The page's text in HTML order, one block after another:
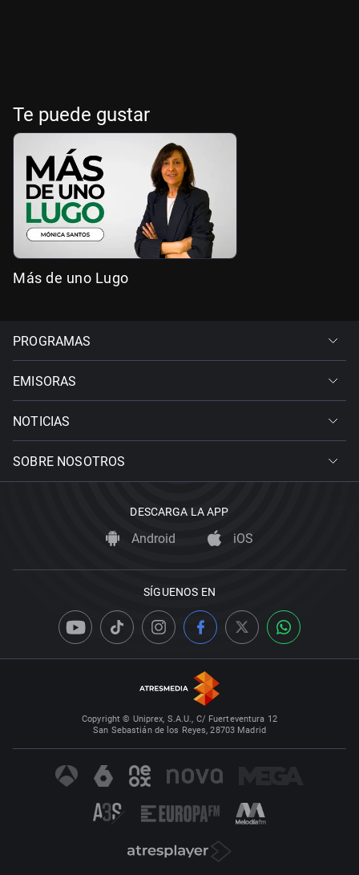
Te puede gustar
Más de uno Lugo
PROGRAMAS
EMISORAS
NOTICIAS
SOBRE NOSOTROS
DESCARGA LA APP
Android iOS
SÍGUENOS EN
Copyright © Uniprex, S.A.U., C/ Fuerteventura 12
San Sebastián de los Reyes, 28703 Madrid